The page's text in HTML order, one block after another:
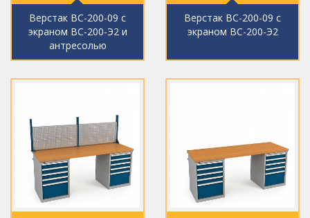
Верстак ВС-200-09 с
экраном ВС-200-Э2 и
антресолью
Верстак ВС-200-09 с
экраном ВС-200-Э2